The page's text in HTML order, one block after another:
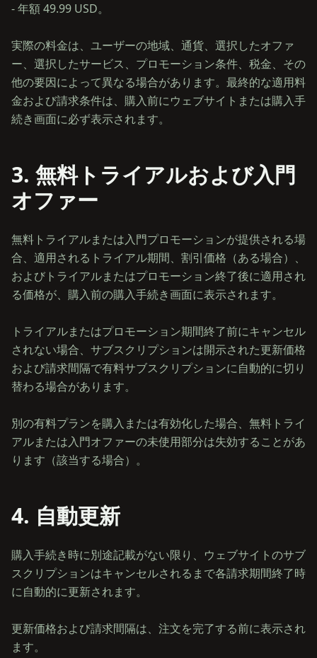
- 年額 49.99 USD。
実際の料金は、ユーザーの地域、通貨、選択したオファ
ー、選択したサービス、プロモーション条件、税金、その
他の要因によって異なる場合があります。最終的な適用料
金および請求条件は、購入前にウェブサイトまたは購入手
3. 無料トライアルおよび入門
オファー
無料トライアルまたは入門プロモーションが提供される場
合、適用されるトライアル期間、割引価格（ある場合）、
およびトライアルまたはプロモーション終了後に適用され
る価格が、購入前の購入手続き画面に表示されます。
トライアルまたはプロモーション期間終了前にキャンセル
されない場合、サブスクリプションは開示された更新価格
および請求間隔で有料サブスクリプションに自動的に切り
替わる場合があります。
別の有料プランを購入または有効化した場合、無料トライ
アルまたは入門オファーの未使用部分は失効することがあ
4. 自動更新
購入手続き時に別途記載がない限り、ウェブサイトのサブ
スクリプションはキャンセルされるまで各請求期間終了時
に自動的に更新されます。
更新価格および請求間隔は、注文を完了する前に表示され
ます。